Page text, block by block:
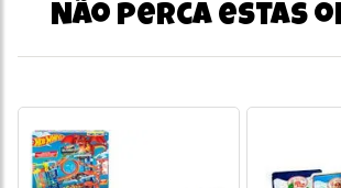
Não perca estas